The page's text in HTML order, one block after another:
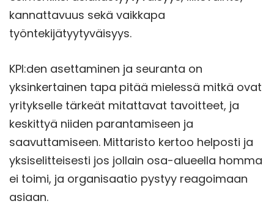
kannattavuus sekä vaikkapa
työntekijätyytyväisyys.
KPI:den asettaminen ja seuranta on
yksinkertainen tapa pitää mielessä mitkä ovat
yritykselle tärkeät mitattavat tavoitteet, ja
keskittyä niiden parantamiseen ja
saavuttamiseen. Mittaristo kertoo helposti ja
yksiselitteisesti jos jollain osa-alueella homma
ei toimi, ja organisaatio pystyy reagoimaan
asiaan.